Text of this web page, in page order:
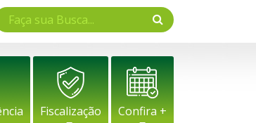
Fiscalização Confira +